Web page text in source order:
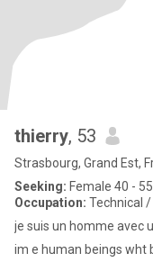
thierry, 53
Strasbourg, Grand Est,
Seeking: Female 40 - 55
Occupation: Technical
je suis un homme avec
im e human beings wht